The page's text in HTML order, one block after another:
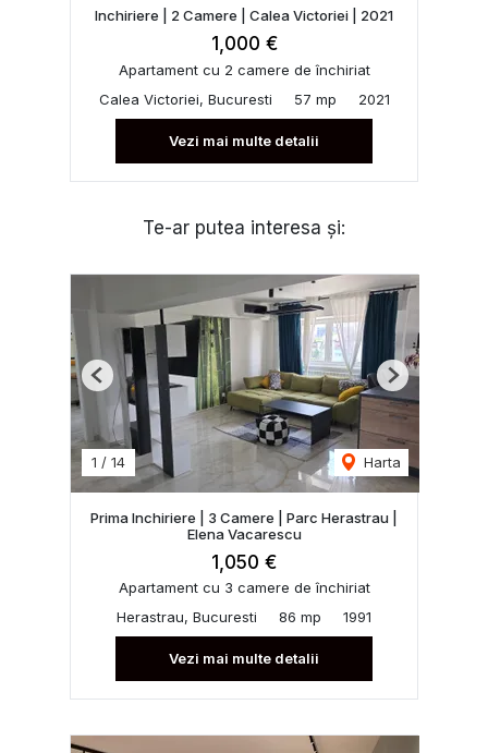
Inchiriere | 2 Camere | Calea Victoriei | 2021
1,000 €
Apartament cu 2 camere de închiriat
Calea Victoriei, Bucuresti
57 mp 2021
Vezi mai multe detalii
Te-ar putea interesa și:
1 / 14 Harta
Previous Next
Prima Inchiriere | 3 Camere | Parc Herastrau |
Elena Vacarescu
1,050 €
Apartament cu 3 camere de închiriat
Herastrau, Bucuresti
86 mp 1991
Vezi mai multe detalii